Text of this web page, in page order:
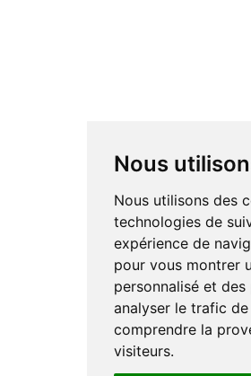
Nous
Nous utilisons des
technologies de
expérience de
pour vous montrer
personnalisé et
analyser le trafic
comprendre la
visiteurs.